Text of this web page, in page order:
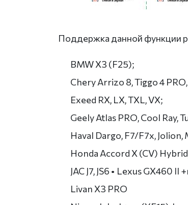
Поддержка данной функции
BMW X3 (F25);
Chery Arrizo 8, Tiggo 4
Exeed RX, LX, TXL, VX;
Geely Atlas PRO, Cool Ray,
Haval Dargo, F7/F7x, Jolion,
Honda Accord X (CV)
JAC J7, JS6 • Lexus GX460
Livan X3 PRO